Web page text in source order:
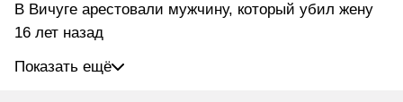
В Вичуге арестовали мужчину, который убил жену
16 лет назад
Показать ещё